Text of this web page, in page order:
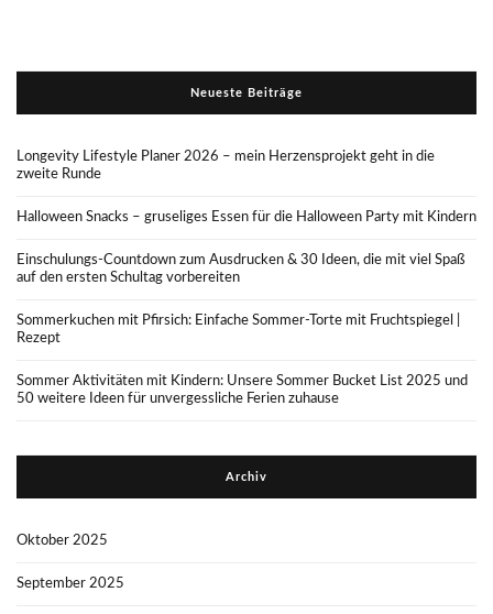
Neueste Beiträge
Longevity Lifestyle Planer 2026 – mein Herzensprojekt geht in die
zweite Runde
Halloween Snacks – gruseliges Essen für die Halloween Party mit Kindern
Einschulungs-Countdown zum Ausdrucken & 30 Ideen, die mit viel Spaß
auf den ersten Schultag vorbereiten
Sommerkuchen mit Pfirsich: Einfache Sommer-Torte mit Fruchtspiegel |
Rezept
Sommer Aktivitäten mit Kindern: Unsere Sommer Bucket List 2025 und
50 weitere Ideen für unvergessliche Ferien zuhause
Archiv
Oktober 2025
September 2025